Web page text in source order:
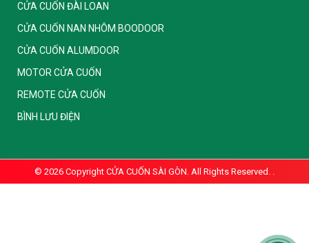
CỬA CUỐN ĐÀI LOAN
CỬA CUỐN NAN NHÔM BOODOOR
CỬA CUỐN ALUMDOOR
MOTOR CỬA CUỐN
REMOTE CỬA CUỐN
BÌNH LƯU ĐIỆN
© 2026 Copyright CỬA CUỐN SÀI GÒN. All Rights Reserved. .